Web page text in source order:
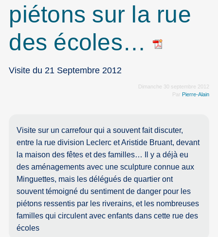
piétons sur la rue
des écoles…
Visite du 21 Septembre 2012
Dimanche 30 septembre 2012
Par Pierre-Alain
Visite sur un carrefour qui a souvent fait discuter,
entre la rue division Leclerc et Aristide Bruant, devant
la maison des fêtes et des familles… Il y a déjà eu
des aménagements avec une sculpture connue aux
Minguettes, mais les délégués de quartier ont
souvent témoigné du sentiment de danger pour les
piétons ressentis par les riverains, et les nombreuses
familles qui circulent avec enfants dans cette rue des
écoles